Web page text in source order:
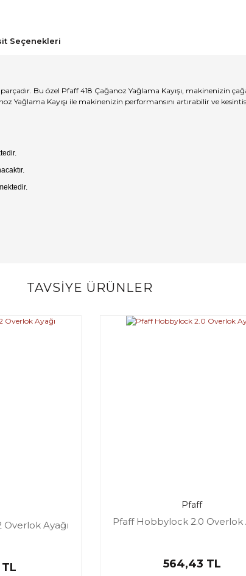
Seçenekleri
Bu özel Pfaff 418 Çağanoz Yağlama Kayışı, makinenizin
Yağlama Kayışı ile makinenizin performansını artırabilir ve
Bu ürüne ilk yorumu siz yapın!
TAVSİYE ÜRÜNLER
Ayağı
Pfaff
Pfaff Hobbylock 2.0 Overlok
564,43 TL